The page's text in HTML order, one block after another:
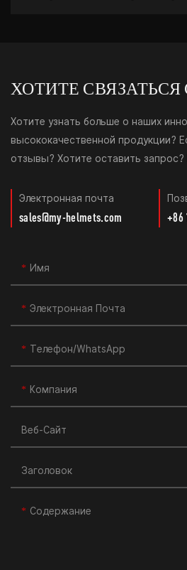
ХОТИТЕ
Хотите узнать больше о наших
высококачественной продукции?
отзывы? Хотите оставить
Электронная почта
sales@my-helmets.com +86
Имя
Электронная Почта
Телефон/WhatsApp
Компания
Веб-Сайт
Заголовок
Содержание